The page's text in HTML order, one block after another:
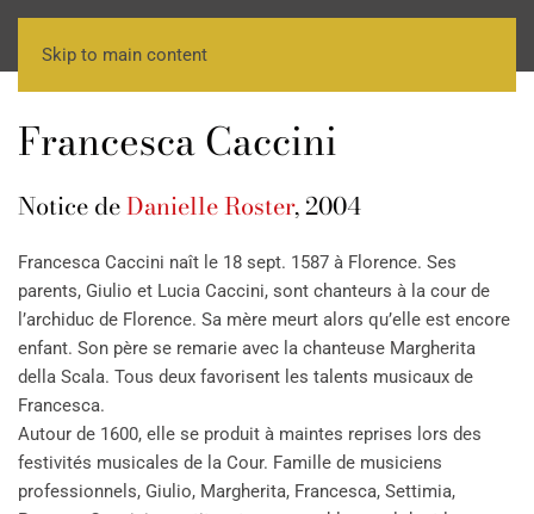
Skip to main content
Francesca Caccini
Notice deDanielle Roster, 2004
Francesca Caccini naît le 18 sept. 1587 à Florence. Ses
parents, Giulio et Lucia Caccini, sont chanteurs à la cour de
l’archiduc de Florence. Sa mère meurt alors qu’elle est encore
enfant. Son père se remarie avec la chanteuse Margherita
della Scala. Tous deux favorisent les talents musicaux de
Francesca.
Autour de 1600, elle se produit à maintes reprises lors des
festivités musicales de la Cour. Famille de musiciens
professionnels, Giulio, Margherita, Francesca, Settimia,